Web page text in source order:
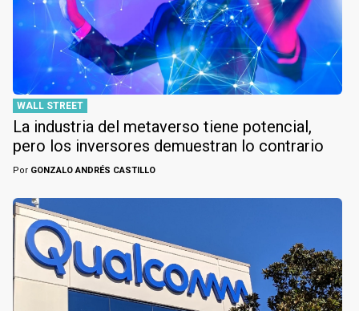
WALL STREET
La industria del metaverso tiene potencial,
pero los inversores demuestran lo contrario
Por GONZALO ANDRÉS CASTILLO